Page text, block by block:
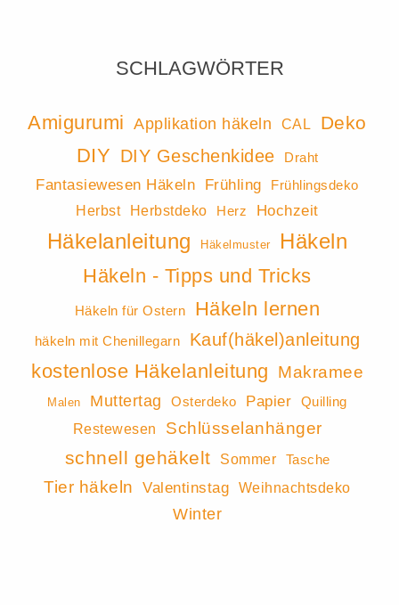
SCHLAGWÖRTER
Amigurumi Applikation häkeln CAL Deko
DIY DIY Geschenkidee Draht
Fantasiewesen Häkeln Frühling Frühlingsdeko
Herbst Herbstdeko Herz Hochzeit
Häkelanleitung Häkelmuster Häkeln
Häkeln - Tipps und Tricks
Häkeln für Ostern Häkeln lernen
häkeln mit Chenillegarn Kauf(häkel)anleitung
kostenlose Häkelanleitung Makramee
Malen Muttertag Osterdeko Papier Quilling
Restewesen Schlüsselanhänger
schnell gehäkelt Sommer Tasche
Tier häkeln Valentinstag Weihnachtsdeko
Winter